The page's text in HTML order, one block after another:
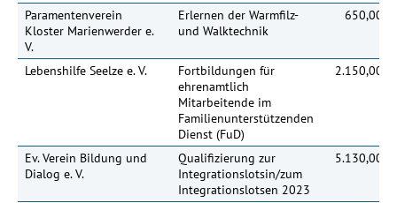
Paramentenverein
Kloster Marienwerder e.
V.
Erlernen der Warmfilz-
und Walktechnik
650,00 €
Lebenshilfe Seelze e. V.
Fortbildungen für
ehrenamtlich
Mitarbeitende im
Familienunterstützenden
Dienst (FuD)
2.150,00 €
Ev. Verein Bildung und
Dialog e. V.
Qualifizierung zur
Integrationslotsin/zum
Integrationslotsen 2023
5.130,00 €